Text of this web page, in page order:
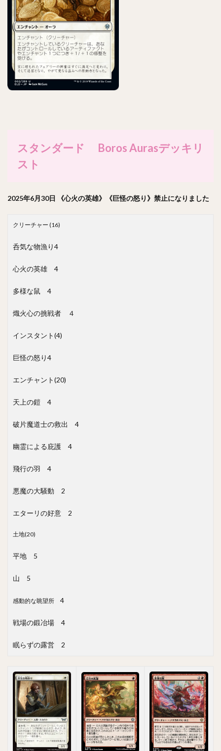
スタンダード Boros Aurasデッキリ
スト
2025年6月30日 《心火の英雄》《巨怪の怒り》禁止になりました
クリーチャー (16)
呑気な物漁り4
心火の英雄 4
多様な鼠 4
熾火心の挑戦者 ４
インスタント(4)
巨怪の怒り4
エンチャント(20)
天上の鎧 4
破片魔道士の救出 4
幽霊による庇護 4
飛行の羽 4
悪魔の大騒動 2
エターリの好意 2
土地(20)
平地 5
山 5
感動的な眺望所 4
戦場の鍛冶場 4
眠らずの露営 2